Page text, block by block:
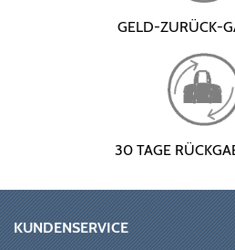
GELD-ZURÜCK-
30 TAGE
KUNDENSERVICE